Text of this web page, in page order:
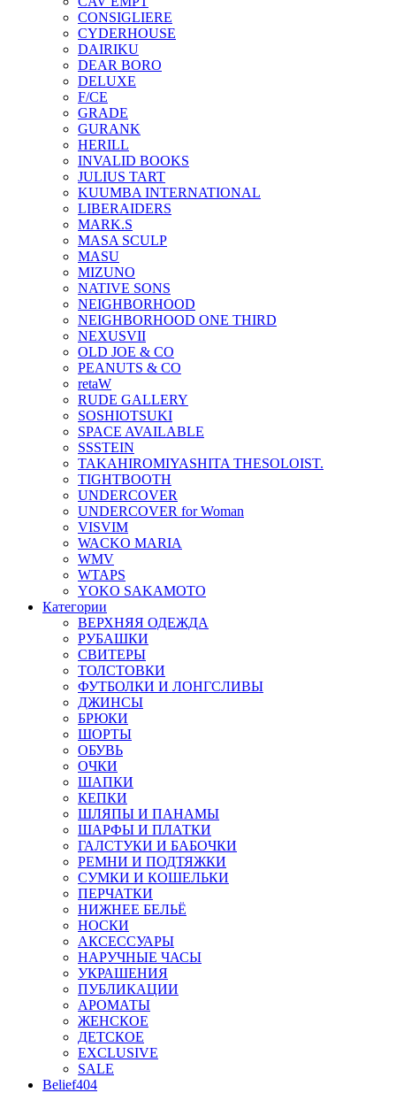
CONSIGLIERE
CYDERHOUSE
DAIRIKU
DEAR BORO
DELUXE
F/CE
GRADE
GURANK
HERILL
INVALID BOOKS
JULIUS TART
KUUMBA INTERNATIONAL
LIBERAIDERS
MARK.S
MASA SCULP
MASU
MIZUNO
NATIVE SONS
NEIGHBORHOOD
NEIGHBORHOOD ONE THIRD
NEXUSVII
OLD JOE & CO
PEANUTS & CO
retaW
RUDE GALLERY
SOSHIOTSUKI
SPACE AVAILABLE
SSSTEIN
TAKAHIROMIYASHITA THESOLOIST.
TIGHTBOOTH
UNDERCOVER
UNDERCOVER for Woman
VISVIM
WACKO MARIA
WMV
WTAPS
YOKO SAKAMOTO
Категории
ВЕРХНЯЯ ОДЕЖДА
РУБАШКИ
СВИТЕРЫ
ТОЛСТОВКИ
ФУТБОЛКИ И ЛОНГСЛИВЫ
ДЖИНСЫ
БРЮКИ
ШОРТЫ
ОБУВЬ
ОЧКИ
ШАПКИ
КЕПКИ
ШЛЯПЫ И ПАНАМЫ
ШАРФЫ И ПЛАТКИ
ГАЛСТУКИ И БАБОЧКИ
РЕМНИ И ПОДТЯЖКИ
СУМКИ И КОШЕЛЬКИ
ПЕРЧАТКИ
НИЖНЕЕ БЕЛЬЁ
НОСКИ
АКСЕССУАРЫ
НАРУЧНЫЕ ЧАСЫ
УКРАШЕНИЯ
ПУБЛИКАЦИИ
АРОМАТЫ
ЖЕНСКОЕ
ДЕТСКОЕ
EXCLUSIVE
SALE
Belief404